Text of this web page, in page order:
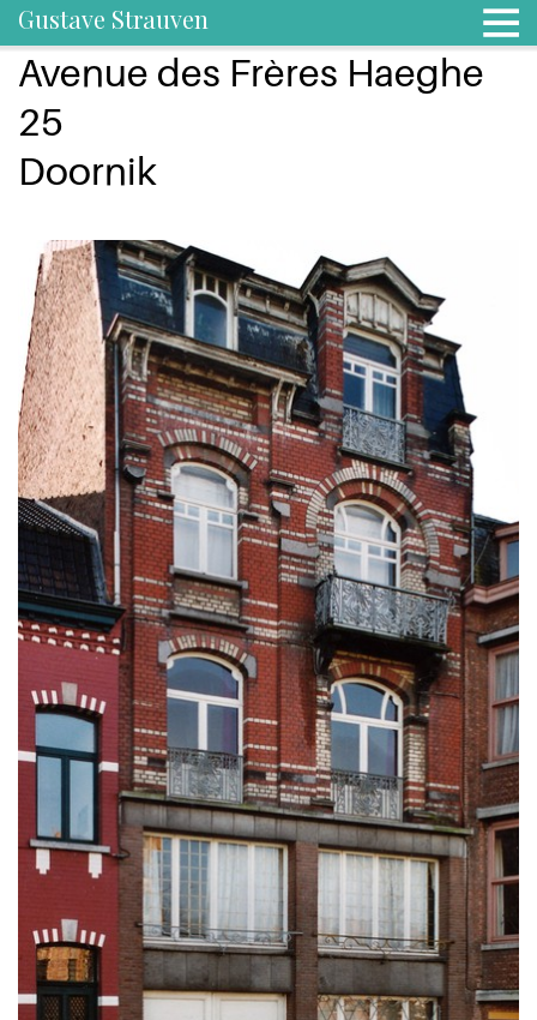
Gustave Strauven
Avenue des Frères Haeghe
25
Doornik